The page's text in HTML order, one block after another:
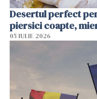
Desertul perfect
piersici coapte,
05 IULIE 2026